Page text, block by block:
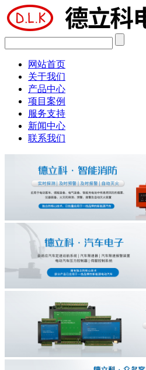
网站首页
关于我们
产品中心
项目案例
服务支持
新闻中心
联系我们